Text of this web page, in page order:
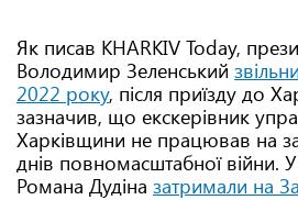
Як писав KHARKIV Today,
Володимир Зеленський
2022 року, після приїзду до
зазначив, що екскерівник
Харківщини не працював на
днів повномасштабної війни.
Романа Дудіна затримали на